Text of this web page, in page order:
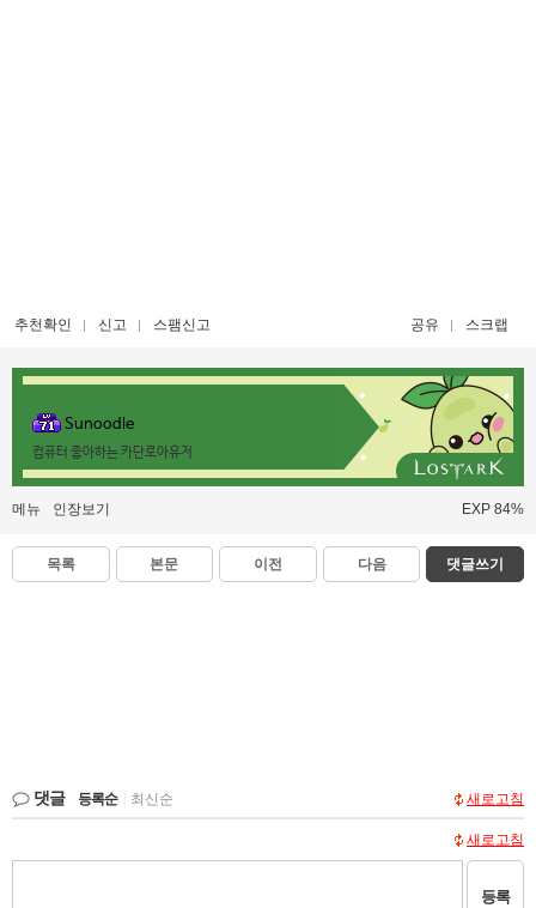
추천확인 신고 스팸신고 공유 스크랩
Sunoodle
컴퓨터 좋아하는 카단로아유저
메뉴 인장보기 EXP 84%
목록 본문 이전 다음 댓글쓰기
댓글 등록순 최신순 새로고침
새로고침
등록